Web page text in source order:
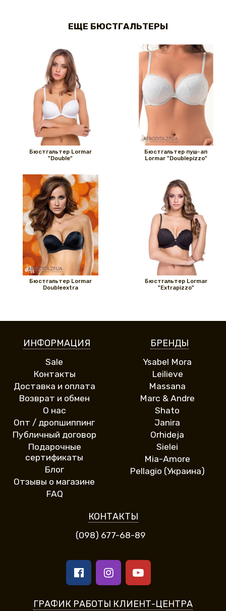
ЕЩЕ БЮСТГАЛЬТЕРЫ
Бюстгальтер Lormar
"Double"
Бюстгальтер пуш-ап
Lormar "Doublepizzo"
Бюстгальтер Lormar
Doubleextra
Бюстгальтер Lormar
"Extrapizzo"
ИНФОРМАЦИЯ
Sale
Контакты
Доставка и оплата
Возврат и обмен
О нас
Опт / дропшиппинг
Публичный договор
Подарочные
сертификаты
Блог
Отзывы о магазине
FAQ
БРЕНДЫ
Ysabel Mora
Leilieve
Massana
Marc & Andre
Shato
Janira
Orhideja
Sielei
Mia-Amore
Pellagio (Украина)
КОНТАКТЫ
(098) 677-68-89
ГРАФИК РАБОТЫ КЛИЕНТ-ЦЕНТРА